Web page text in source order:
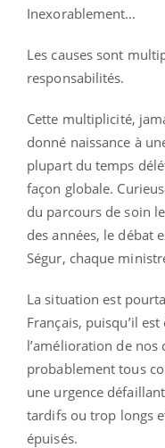
Inexorablement…
Les causes sont
responsabilités.
Cette multiplicité,
donné naissance à
plupart du temps
façon globale.
du parcours de soin
des années, le débat
Ségur, chaque
La situation est
Français, puisqu’il
l’amélioration de
probablement tous
une urgence
tardifs ou trop longs
épuisés.